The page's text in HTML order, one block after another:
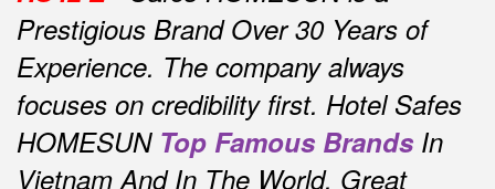
Prestigious Brand Over 30 Years of
Experience. The company always
focuses on credibility first. Hotel Safes
HOMESUN Top Famous Brands In
Vietnam And In The World. Great